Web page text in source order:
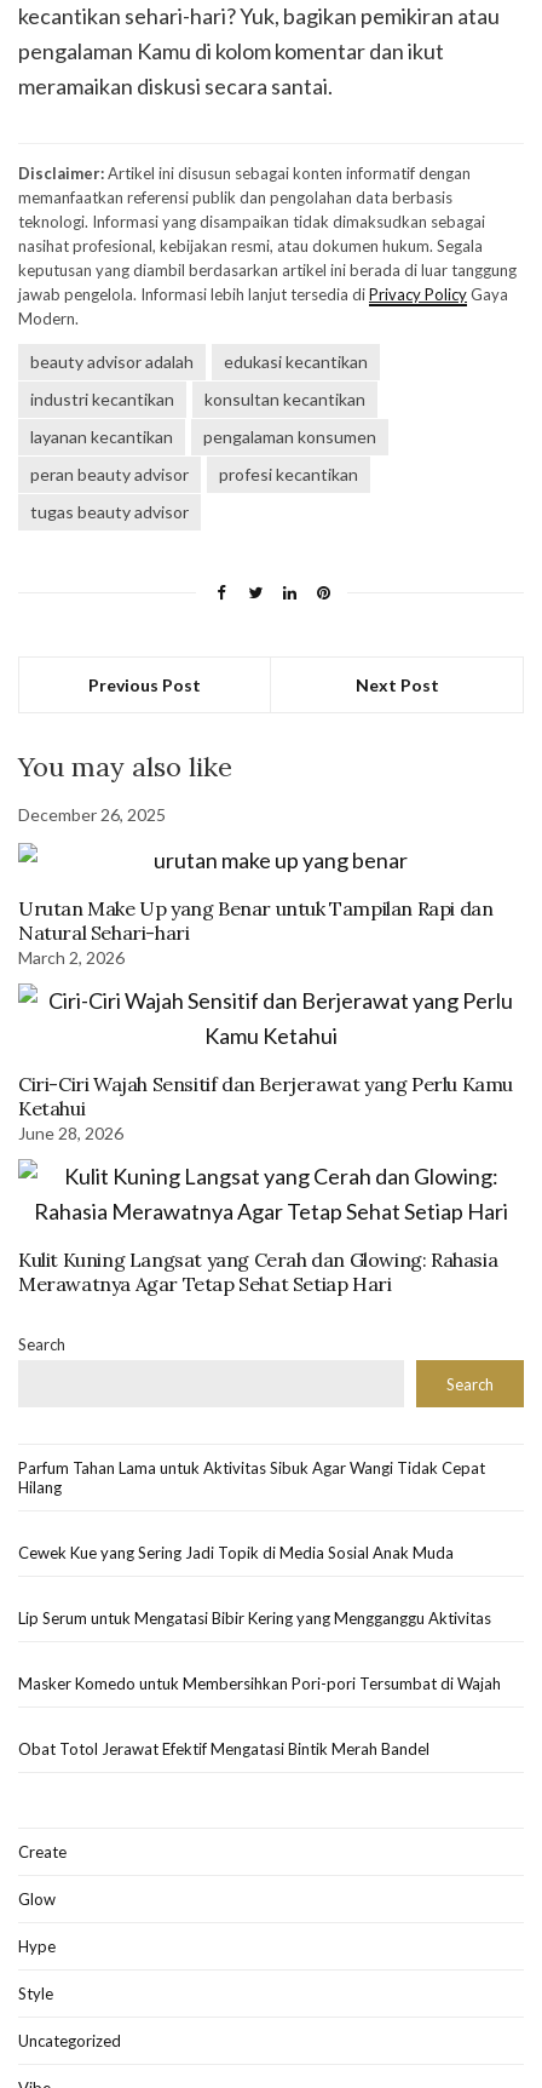
kecantikan sehari-hari? Yuk, bagikan pemikiran atau
pengalaman Kamu di kolom komentar dan ikut
meramaikan diskusi secara santai.
Disclaimer:Artikel ini disusun sebagai konten informatif dengan
memanfaatkan referensi publik dan pengolahan data berbasis
teknologi. Informasi yang disampaikan tidak dimaksudkan sebagai
nasihat profesional, kebijakan resmi, atau dokumen hukum. Segala
keputusan yang diambil berdasarkan artikel ini berada di luar tanggung
jawab pengelola. Informasi lebih lanjut tersedia diPrivacy PolicyGaya
Modern.
beauty advisor adalah
edukasi kecantikan
industri kecantikan
konsultan kecantikan
layanan kecantikan
pengalaman konsumen
peran beauty advisor
profesi kecantikan
tugas beauty advisor
Previous Post Next Post
You may also like
December 26, 2025
Urutan Make Up yang Benar untuk Tampilan Rapi dan
Natural Sehari-hari
March 2, 2026
Ciri-Ciri Wajah Sensitif dan Berjerawat yang Perlu Kamu
Ketahui
June 28, 2026
Kulit Kuning Langsat yang Cerah dan Glowing: Rahasia
Merawatnya Agar Tetap Sehat Setiap Hari
Search
Search
Parfum Tahan Lama untuk Aktivitas Sibuk Agar Wangi Tidak Cepat
Hilang
Cewek Kue yang Sering Jadi Topik di Media Sosial Anak Muda
Lip Serum untuk Mengatasi Bibir Kering yang Mengganggu Aktivitas
Masker Komedo untuk Membersihkan Pori-pori Tersumbat di Wajah
Obat Totol Jerawat Efektif Mengatasi Bintik Merah Bandel
Create
Glow
Hype
Style
Uncategorized